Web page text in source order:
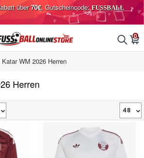
über70€, Gutscheincode:FUSSBALL
󰂨 0
󰃦
Katar WM 2026 Herren
Herren